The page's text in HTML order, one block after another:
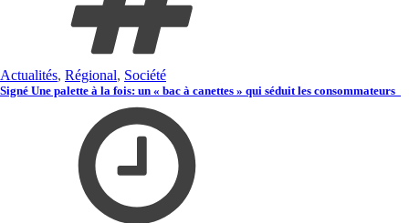
Actualités, Régional, Société
Signé Une palette à la fois: un « bac à canettes » qui séduit les consommateurs